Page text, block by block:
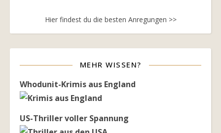
Hier findest du die besten Anregungen >>
MEHR WISSEN?
Whodunit-Krimis aus England
US-Thriller voller Spannung